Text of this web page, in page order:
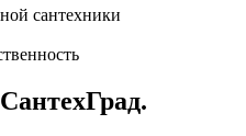
сантехники